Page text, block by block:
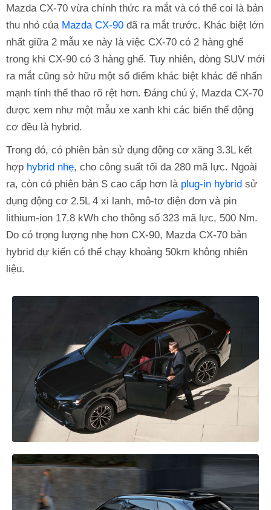
Mazda CX-70 vừa chính thức ra mắt và có thể coi là bản
thu nhỏ của Mazda CX-90 đã ra mắt trước. Khác biệt lớn
nhất giữa 2 mẫu xe này là việc CX-70 có 2 hàng ghế
trong khi CX-90 có 3 hàng ghế. Tuy nhiên, dòng SUV mới
ra mắt cũng sở hữu một số điểm khác biệt khác để nhấn
mạnh tính thể thao rõ rệt hơn. Đáng chú ý, Mazda CX-70
được xem như một mẫu xe xanh khi các biến thể động
cơ đều là hybrid.
Trong đó, có phiên bản sử dụng động cơ xăng 3.3L kết
hợp hybrid nhẹ, cho công suất tối đa 280 mã lực. Ngoài
ra, còn có phiên bản S cao cấp hơn là plug-in hybrid sử
dụng động cơ 2.5L 4 xi lanh, mô-tơ điện đơn và pin
lithium-ion 17.8 kWh cho thông số 323 mã lực, 500 Nm.
Do có trọng lượng nhẹ hơn CX-90, Mazda CX-70 bản
hybrid dự kiến có thể chạy khoảng 50km không nhiên
liệu.